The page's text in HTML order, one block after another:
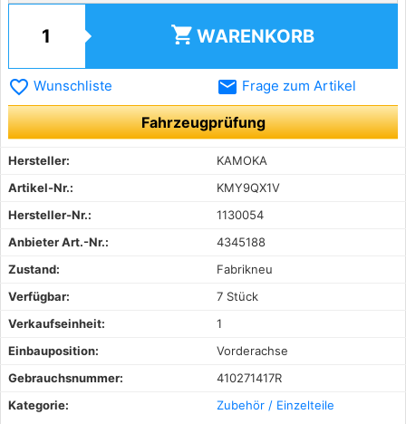
shopping_cart WARENKORB
favorite_border Wunschliste email Frage zum Artikel
Fahrzeugprüfung
Hersteller:
KAMOKA
Artikel-Nr.:
KMY9QX1V
Hersteller-Nr.:
1130054
Anbieter Art.-Nr.:
4345188
Zustand:
Fabrikneu
Verfügbar:
7 Stück
Verkaufseinheit:
1
Einbauposition:
Vorderachse
Gebrauchsnummer:
410271417R
Kategorie:
Zubehör / Einzelteile